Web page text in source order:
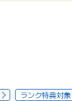
ランク特典対象